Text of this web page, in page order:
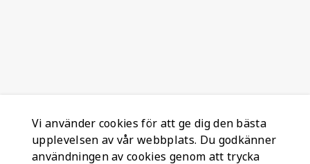
Vi använder cookies för att ge dig den bästa
upplevelsen av vår webbplats. Du godkänner
användningen av cookies genom att trycka